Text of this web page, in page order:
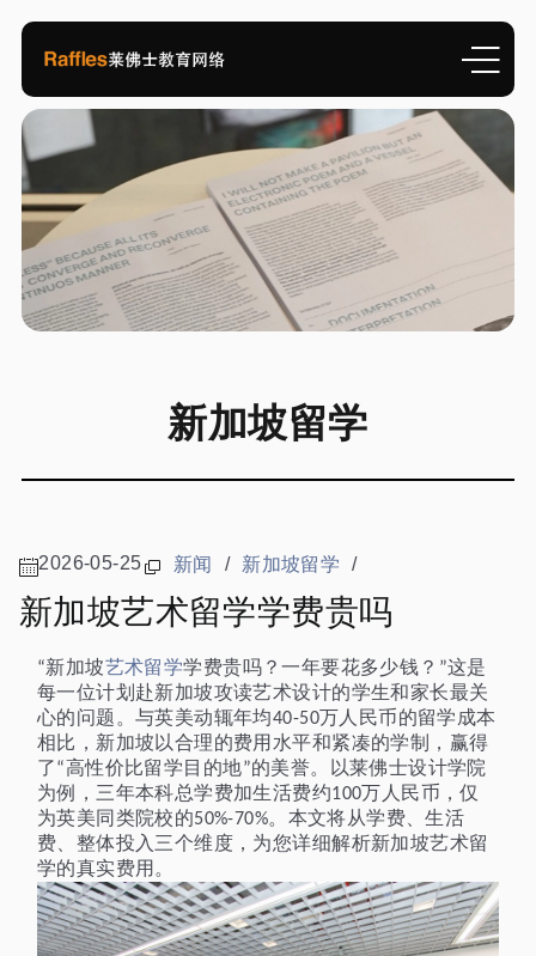
新加坡留学
2026-05-25 新闻 / 新加坡留学 /
新加坡艺术留学学费贵吗
“新加坡艺术留学学费贵吗？一年要花多少钱？ ”这是
每一位计划赴新加坡攻读艺术设计的学生和家长最关
心的问题。与英美动辄年均40-50万人民币的留学成本
相比，新加坡以合理的费用水平和紧凑的学制，赢得
了“高性价比留学目的地”的美誉。以莱佛士设计学院
为例，三年本科总学费加生活费约100万人民币，仅
为英美同类院校的50%-70%。本文将从学费、生活
费、整体投入三个维度，为您详细解析新加坡艺术留
学的真实费用。